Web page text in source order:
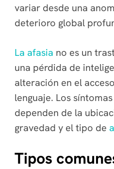
variar desde una
deterioro global
La afasia no es un
una pérdida de
alteración en el
lenguaje. Los
dependen de la
gravedad y el tipo de
Tipos